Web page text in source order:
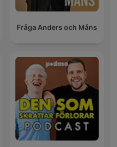
Fråga Anders och Måns